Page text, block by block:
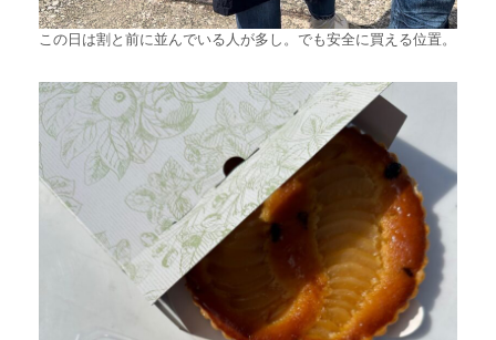
この日は割と前に並んでいる人が多し。でも安全に買える位置。